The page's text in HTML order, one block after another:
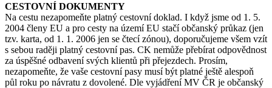
CESTOVNÍ DOKUMENTY
Na cestu nezapomeňte platný cestovní doklad. I když jsme od 1. 5.
2004 členy EU a pro cesty na území EU stačí občanský průkaz (jen
tzv. karta, od 1. 1. 2006 jen se čtecí zónou), doporučujeme všem vzít
s sebou raději platný cestovní pas. CK nemůže přebírat odpovědnost
za úspěšné odbavení svých klientů při přejezdech. Prosím,
nezapomeňte, že vaše cestovní pasy musí být platné ještě alespoň
půl roku po návratu z dovolené. Dle vyjádření MV ČR je občanský